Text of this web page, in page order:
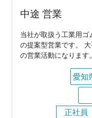
中途 営業
当社が取扱う工業用
の提案型営業です。
の営業活動になります。
愛知
正社員